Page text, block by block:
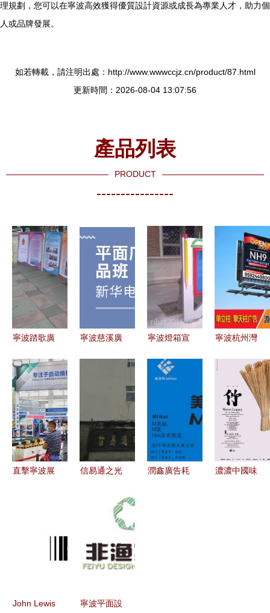
理規劃，您可以在寧波高效獲得優質設計資源或成長為專業人才，助力個
人或品牌發展。
如若轉載，請注明出處：http://www.wwwccjz.cn/product/87.html
更新時間：2026-08-04 13:07:56
產品列表
PRODUCT
----------------
寧波踏歌廣
之都奏響品
牌最強音
寧波慈溪廣
寧波燈箱宣
鋼廣告窗
寧波杭州灣
告 打造區
域品牌傳播
新高地
直擊寧波展
信易通之光
的完美交響
——寧波奉
化電子廠與
廣告設計的
潤鑫廣告耗
濃濃中國味
John Lewis 寧波平面設